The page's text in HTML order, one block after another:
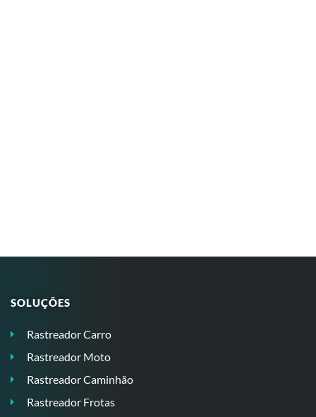
SOLUÇÕES
Rastreador Carro
Rastreador Moto
Rastreador Caminhão
Rastreador Frotas